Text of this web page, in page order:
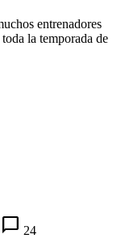
entrenadores
la temporada de
chat_bubble_outline 24